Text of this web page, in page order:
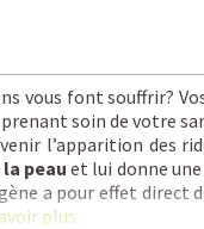
vous font souffrir?
soin de votre
l’apparition des
peau et lui donne
a pour effet
plus.